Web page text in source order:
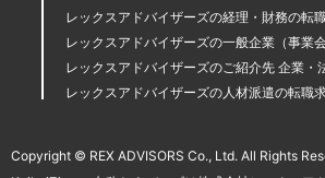
レックスアドバイザーズの経理・財務の転
レックスアドバイザーズの一般企業（事業
レックスアドバイザーズのご紹介先 企業・
レックスアドバイザーズの人材派遣の転職
Copyright © REX ADVISORS Co., Ltd. All Rights